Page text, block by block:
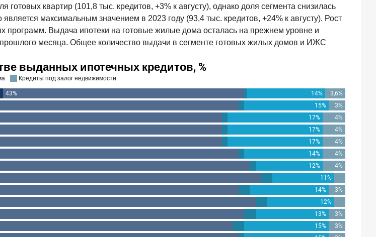
квартир (101,8 тыс. кредитов, +3% к августу), однако доля сегмента снизилась
максимальным значением в 2023 году (93,4 тыс. кредитов, +24% к августу). Рост
программ. Выдача ипотеки на готовые жилые дома осталась на прежнем уровне и
месяца. Общее количество выдачи в сегменте готовых жилых домов и ИЖС